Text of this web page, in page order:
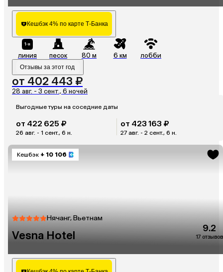
Кешбэк 4% по карте Т-Банка
линия песок 80 м 6 км лобби
Отзывы за этот год
от 402 443 ₽
28 авг. - 3 сент., 6 ночей
Выгодные туры на соседние даты
от 422 625 ₽
26 авг. - 1 сент., 6 н.
от 423 163 ₽
27 авг. - 2 сент., 6 н.
Кешбэк + 10 106
Нячанг, Вьетнам
Vesna Hotel
9.2
17 отзывов